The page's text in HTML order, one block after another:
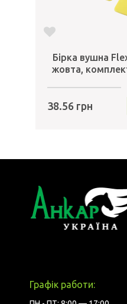
Бірка вушна
жовта,
38.56 грн
Графік работи: